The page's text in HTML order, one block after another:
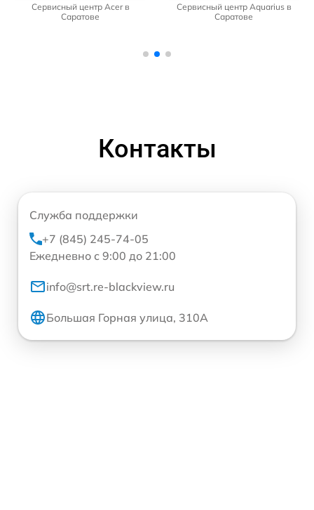
Сервисный центр Acer в
Саратове
Сервисный центр Aquarius в
Саратове
Контакты
Служба поддержки
+7 (845) 245-74-05
Ежедневно с 9:00 до 21:00
info@srt.re-blackview.ru
Большая Горная улица, 310А